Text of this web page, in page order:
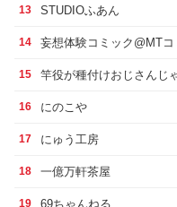
13 STUDIOふあん
14 妄想体験コミック@MTコ
15 竿役が種付けおじさんじ
16 にのこや
17 にゅう工房
18 一億万軒茶屋
19 69ちゃんねる